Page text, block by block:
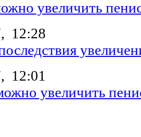
увеличить
12:28
12:01
увеличить